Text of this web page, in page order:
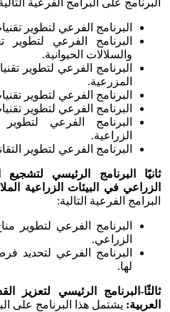
البرنامج على البرامج الفرعية
البرنامج الفرعي لتطوير
البرنامج الفرعي لتطوير
والسلالات الحيوانية.
البرنامج الفرعي لتطوير
المزرعية.
البرنامج الفرعي لتطوير
البرنامج الفرعي لتطوير
البرنامج الفرعي
الزراعية.
البرنامج الفرعي لتطوير
ثانيًا البرنامج الرئيسي لتشجيع
الزراعي في البيئات الزراعية
البرامج الفرعية التالية:
البرنامج الفرعي لتطوير
الزراعي.
البرنامج الفرعي لتحديد
لها.
ثالثًا-البرنامج الرئيسي لتعزيز
العربية: يشتمل هذا البرنامج على